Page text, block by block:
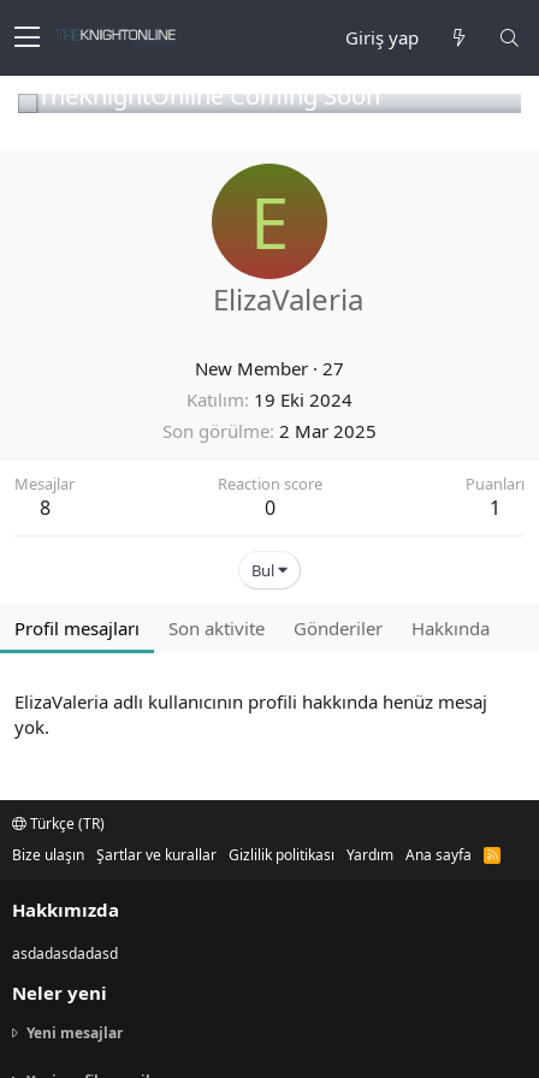
Giriş yap
TheKnightOnline Coming Soon
E
ElizaValeria
New Member · 27
Katılım 19 Eki 2024
Son görülme 2 Mar 2025
Mesajlar
8
Reaction score
0
Puanları
1
Bul
Profil mesajları Son aktivite Gönderiler Hakkında
ElizaValeria adlı kullanıcının profili hakkında henüz mesaj
yok.
Türkçe (TR)
Bize ulaşın Şartlar ve kurallar Gizlilik politikası Yardım Ana sayfa
R
Hakkımızda
asdadasdadasd
Neler yeni
Yeni mesajlar